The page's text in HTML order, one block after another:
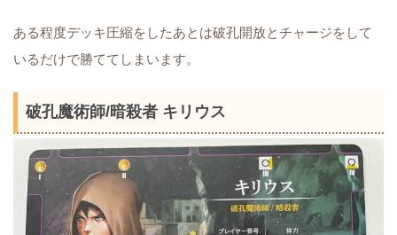
ある程度デッキ圧縮をしたあとは破孔開放とチャージをして
いるだけで勝ててしまいます。
破孔魔術師/暗殺者 キリウス